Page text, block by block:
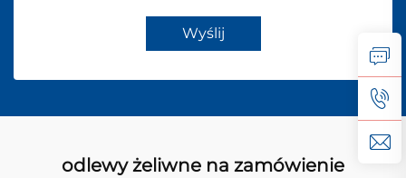
Wyślij
odlewy żeliwne na zamówienie